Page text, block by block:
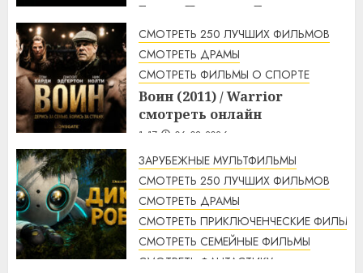
Гарри Поттер и Дары
смерти: Часть 2 (2011) / Harry
Potter and the Deathly
Hallows: Part 2 смотреть
онлайн
2:12 06.08.2026
СМОТРЕТЬ 250 ЛУЧШИХ ФИЛЬМОВ
СМОТРЕТЬ ДРАМЫ
СМОТРЕТЬ ФИЛЬМЫ О СПОРТЕ
Воин (2011) / Warrior
смотреть онлайн
1:17 06.08.2026
ЗАРУБЕЖНЫЕ МУЛЬТФИЛЬМЫ
СМОТРЕТЬ 250 ЛУЧШИХ ФИЛЬМОВ
СМОТРЕТЬ ДРАМЫ
СМОТРЕТЬ ПРИКЛЮЧЕНЧЕСКИЕ ФИЛЬМЫ
СМОТРЕТЬ СЕМЕЙНЫЕ ФИЛЬМЫ
СМОТРЕТЬ ФАНТАСТИКУ